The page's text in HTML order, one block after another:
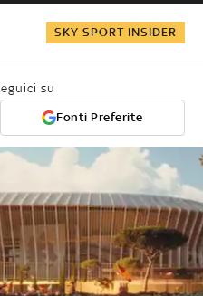
SKY SPORT INSIDER
su
Fonti Preferite